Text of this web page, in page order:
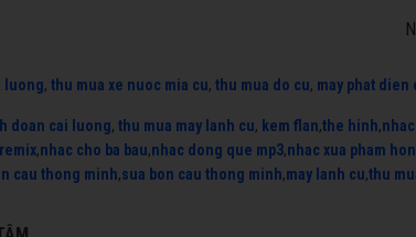
luong, thu mua xe nuoc mia cu, thu mua do cu, may phat dien
doan cai luong, thu mua may lanh cu, kem flan,the hinh,
,nhac cho ba bau,nhac dong que mp3,nhac xua pham
cau thong minh,sua bon cau thong minh,may lanh cu,thu